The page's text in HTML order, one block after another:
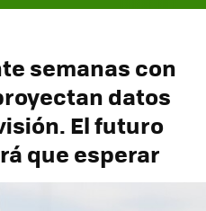
semanas con
datos
El futuro
que esperar